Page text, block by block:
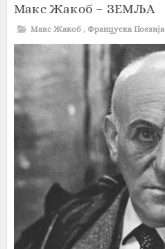
Макс Жакоб – ЗЕМЉА
Макс Жакоб , Француска Поезија